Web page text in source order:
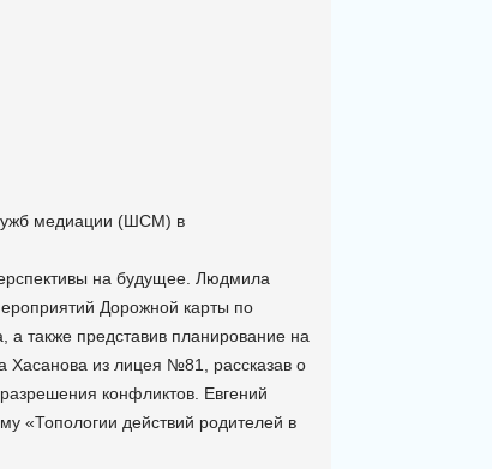
медиации (ШСМ) в
на будущее. Людмила
Дорожной карты по
а также представив планирование на
Хасанова из лицея №81, рассказав о
конфликтов. Евгений
«Топологии действий родителей в